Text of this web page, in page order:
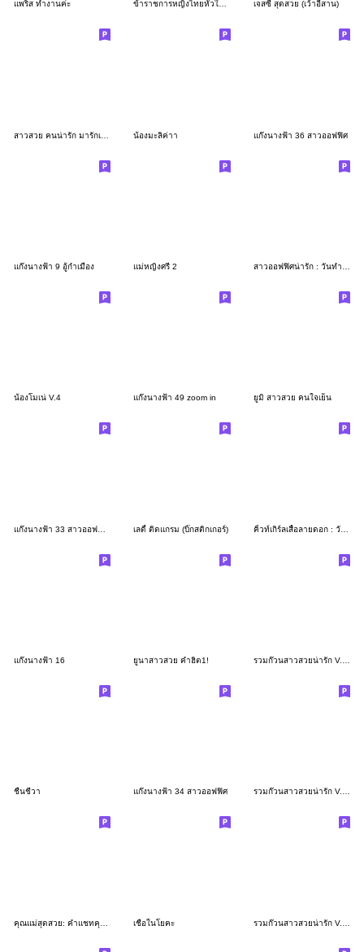
แพริส ทำงานค่ะ ข้าราชการหญิงไทยหัวใจเพื่อประชาชน เจสซี่ สุดสวย (เว้าอีสาน)
น้องมะลิค่าา แก๊งนางฟ้า 36 สาวออฟฟิศ
แก๊งนางฟ้า 9 อู้กำเมือง แม่หญิงศรี 2
น้องโมเน่ V.4 แก๊งนางฟ้า 49 zoom in ยูมิ สาวสวย คนใจเย็น
เลดี้ ติดแกรม (บิ๊กสติกเกอร์) คิ้วท์เกิร์ลเสื้อลายดอก : วันสงกรานต์
แก๊งนางฟ้า 16 ยูนาสาวสวย คำฮิต1!
ชื่นชีวา แก๊งนางฟ้า 34 สาวออฟฟิศ รวมก๊วนสาวสวยน่ารัก V.13 (Big)
เชื่อในโยคะ